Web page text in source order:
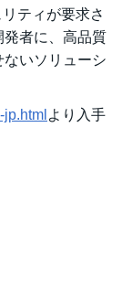
ティが要求さ
発者に、高品質
いソリューシ
より入手